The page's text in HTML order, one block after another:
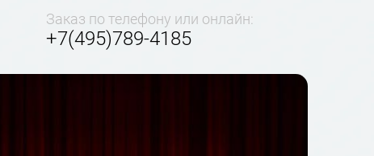
Заказ по телефону или онлайн:
+7(495)789-4185